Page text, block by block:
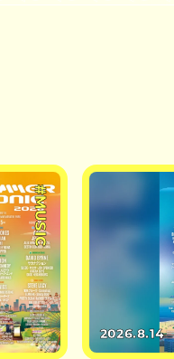
#MUSIC
2026.8.14